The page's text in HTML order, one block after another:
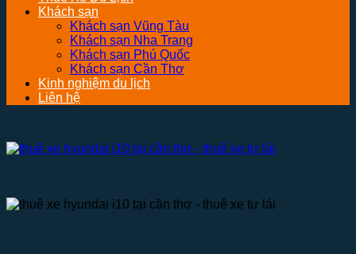
Khách sạn
Khách sạn Vũng Tàu
Khách sạn Nha Trang
Khách sạn Phú Quốc
Khách sạn Cần Thơ
Kinh nghiệm du lịch
Liên hệ